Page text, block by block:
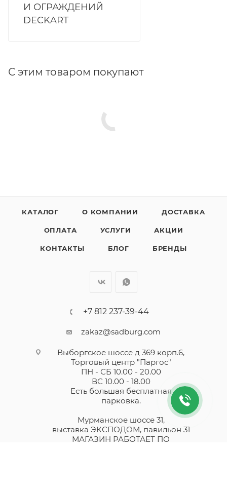
И ОГРАЖДЕНИЙ
DECKART
С этим товаром покупают
КАТАЛОГ О КОМПАНИИ ДОСТАВКА
ОПЛАТА УСЛУГИ АКЦИИ
КОНТАКТЫ БЛОГ БРЕНДЫ
+7 812 237-39-44
zakaz@sadburg.com
Выборгское шоссе д 369 корп.6,
Торговый центр "Паргос"
ПН - СБ 10.00 - 20.00
ВС 10.00 - 18.00
Есть большая бесплатная
парковка.
Мурманское шоссе 31,
выставка ЭКСПОДОМ, павильон 31
МАГАЗИН РАБОТАЕТ ПО